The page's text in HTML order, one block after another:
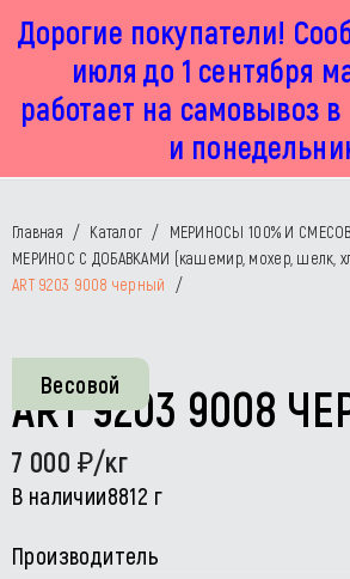
Дорогие покупатели!
июля до 1 сентября
работает на самовывоз
и
г. Москва, Маленковская 32 стр 2А
пн-пт с 11:00 до 19:00, сб с 11:00 до 17:00
Главная / Каталог / МЕРИНОСЫ 100% И
МЕРИНОС C ДОБАВКАМИ (кашемир, мохер, шелк,
ART 9203 9008 черный
/
Весовой
ART 9203 9008
7 000 /кг
В наличии8812 г
Производитель